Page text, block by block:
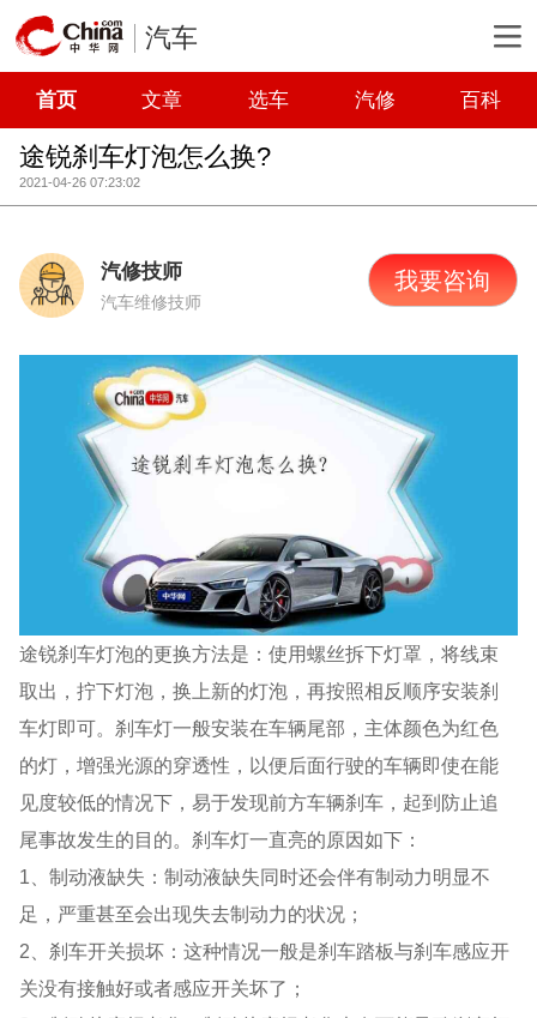
汽车
首页 文章 选车 汽修 百科
途锐刹车灯泡怎么换?
2021-04-26 07:23:02
汽修技师
汽车维修技师
我要咨询
途锐刹车灯泡的更换方法是：使用螺丝拆下灯罩，将线束
取出，拧下灯泡，换上新的灯泡，再按照相反顺序安装刹
车灯即可。刹车灯一般安装在车辆尾部，主体颜色为红色
的灯，增强光源的穿透性，以便后面行驶的车辆即使在能
见度较低的情况下，易于发现前方车辆刹车，起到防止追
尾事故发生的目的。刹车灯一直亮的原因如下：
1、制动液缺失：制动液缺失同时还会伴有制动力明显不
足，严重甚至会出现失去制动力的状况；
2、刹车开关损坏：这种情况一般是刹车踏板与刹车感应开
关没有接触好或者感应开关坏了；